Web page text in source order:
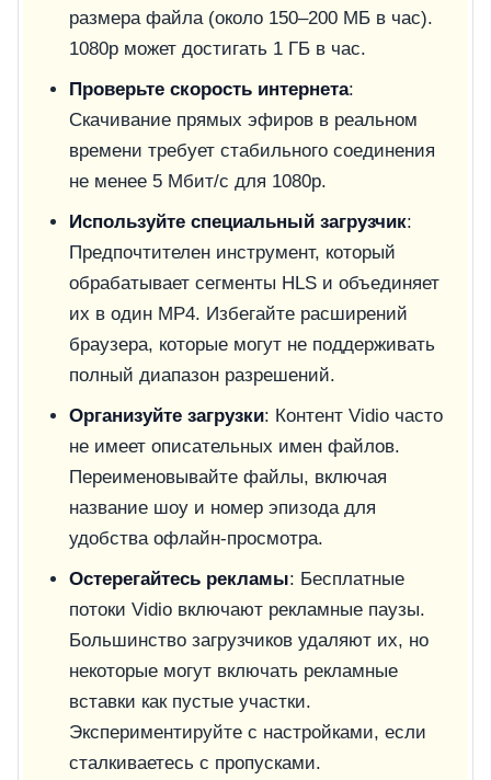
размера файла (около 150–200 МБ в час).
1080p может достигать 1 ГБ в час.
Проверьте скорость интернета:
Скачивание прямых эфиров в реальном
времени требует стабильного соединения
не менее 5 Мбит/с для 1080p.
Используйте специальный загрузчик:
Предпочтителен инструмент, который
обрабатывает сегменты HLS и объединяет
их в один MP4. Избегайте расширений
браузера, которые могут не поддерживать
полный диапазон разрешений.
Организуйте загрузки: Контент Vidio часто
не имеет описательных имен файлов.
Переименовывайте файлы, включая
название шоу и номер эпизода для
удобства офлайн-просмотра.
Остерегайтесь рекламы: Бесплатные
потоки Vidio включают рекламные паузы.
Большинство загрузчиков удаляют их, но
некоторые могут включать рекламные
вставки как пустые участки.
Экспериментируйте с настройками, если
сталкиваетесь с пропусками.